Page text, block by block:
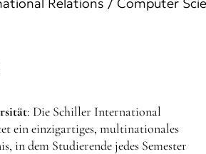
: Die Schiller International
ein einzigartiges, multinationales
in dem Studierende jedes Semester